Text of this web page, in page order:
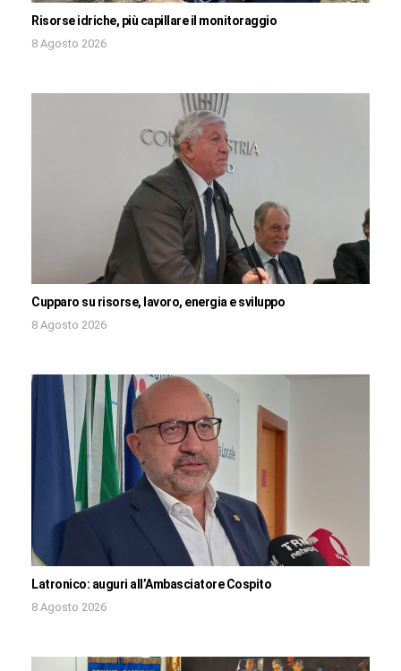
Risorse idriche, più capillare il monitoraggio
8 Agosto 2026
Cupparo su risorse, lavoro, energia e sviluppo
8 Agosto 2026
Latronico: auguri all’Ambasciatore Cospito
8 Agosto 2026